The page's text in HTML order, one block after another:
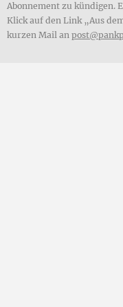
Abonnement zu kündigen.
Klick auf den Link „Aus
kurzen Mail an